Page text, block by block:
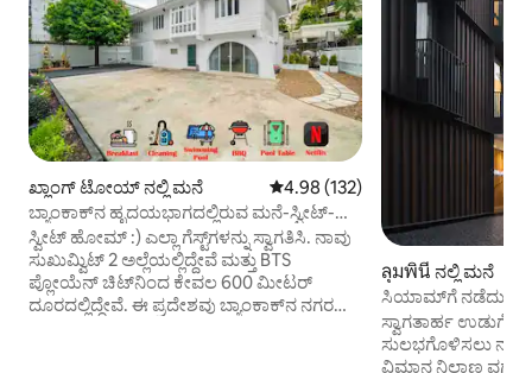
ಖ್ಲಾಂಗ್ ಟೋಯ್ ನಲ್ಲಿ ಮನೆ 5 ರಲ್ಲಿ 4.98 ಸರಾಸರಿ ರೇಟಿಂಗ್, 132
4.98 (132)
ಬ್ಯಾಂಕಾಕ್‌ನ ಹೃದಯಭಾಗದಲ್ಲಿರುವ ಮನೆ-ಸ್ವೀಟ್-
ಹೋಮ್ ಪ್ರೈವೇಟ್ ವಿಲ್ಲಾ
ಸ್ವೀಟ್ ಹೋಮ್ :) ಎಲ್ಲಾ ಗೆಸ್ಟ್‌ಗಳನ್ನು ಸ್ವಾಗತಿಸಿ. ನಾವು
ಸುಖುಮ್ವಿಟ್ 2 ಅಲ್ಲೆಯಲ್ಲಿದ್ದೇವೆ ಮತ್ತು BTS
ಪ್ಲೋಯೆನ್ ಚಿಟ್‌ನಿಂದ ಕೇವಲ 600 ಮೀಟರ್
ದೂರದಲ್ಲಿದ್ದೇವೆ. ಈ ಪ್ರದೇಶವು ಬ್ಯಾಂಕಾಕ್‌ನ ನಗರ
ลุมพินี ನಲ್ಲಿ ಮನೆ
ಸಿಯಾಮ್‌ಗೆ ನಡೆದು
ಆರಾಮದಾಯಕ ಮನೆ
ವರ್ಗಾವಣೆ
ಸ್ವಾಗತಾರ್ಹ
ಸುಲಭಗೊಳಿಸಲು
ವಿಮಾನ ನಿಲ್ದಾಣ